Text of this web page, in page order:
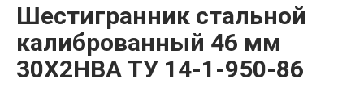
Шестигранник стальной
калиброванный 46 мм
30Х2НВА ТУ 14-1-950-86